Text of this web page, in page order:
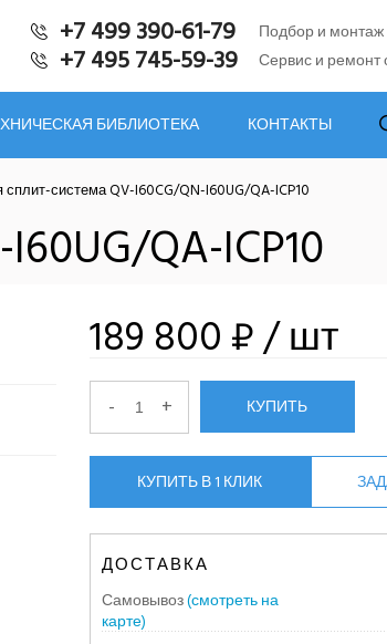
+7 499 390-61-79 Подбор и
+7 495 745-59-39 Сервис и ремонт
БИБЛИОТЕКА КОНТАКТЫ
сплит-система QV-I60CG/QN-I60UG/QA-ICP10
QA-ICP10
189 800 ₽/ шт
- + КУПИТЬ
КУПИТЬ В 1 КЛИК
ДОСТАВКА
Самовывоз(смотреть на
карте)